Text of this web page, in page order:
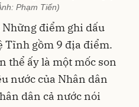
Phạm Tiến)
điểm ghi dấu
Tĩnh gồm 9 địa điểm.
thể ấy là một mốc son
nước của Nhân dân
dân cả nước nói